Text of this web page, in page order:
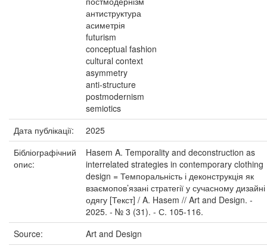
антиструктура
асиметрія
futurism
conceptual fashion
cultural context
asymmetry
anti-structure
postmodernism
semiotics
Дата публікації:
2025
Бібліографічний
опис:
Hasem A. Temporality and deconstruction as
interrelated strategies in contemporary clothing
design = Темпоральність і деконструкція як
взаємопов’язані стратегії у сучасному дизайні
одягу [Текст] / A. Hasem // Art and Design. -
2025. - № 3 (31). - С. 105-116.
Source:
Art and Design